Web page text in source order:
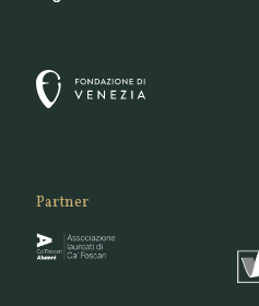
Partner